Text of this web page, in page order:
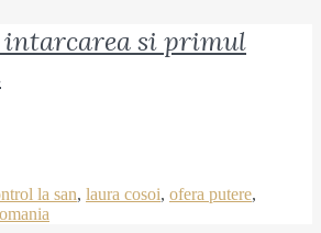
intarcarea si primul
la san, laura cosoi, ofera putere,